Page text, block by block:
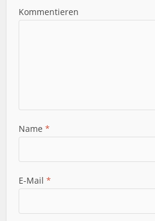
Kommentieren
Name*
E-Mail*